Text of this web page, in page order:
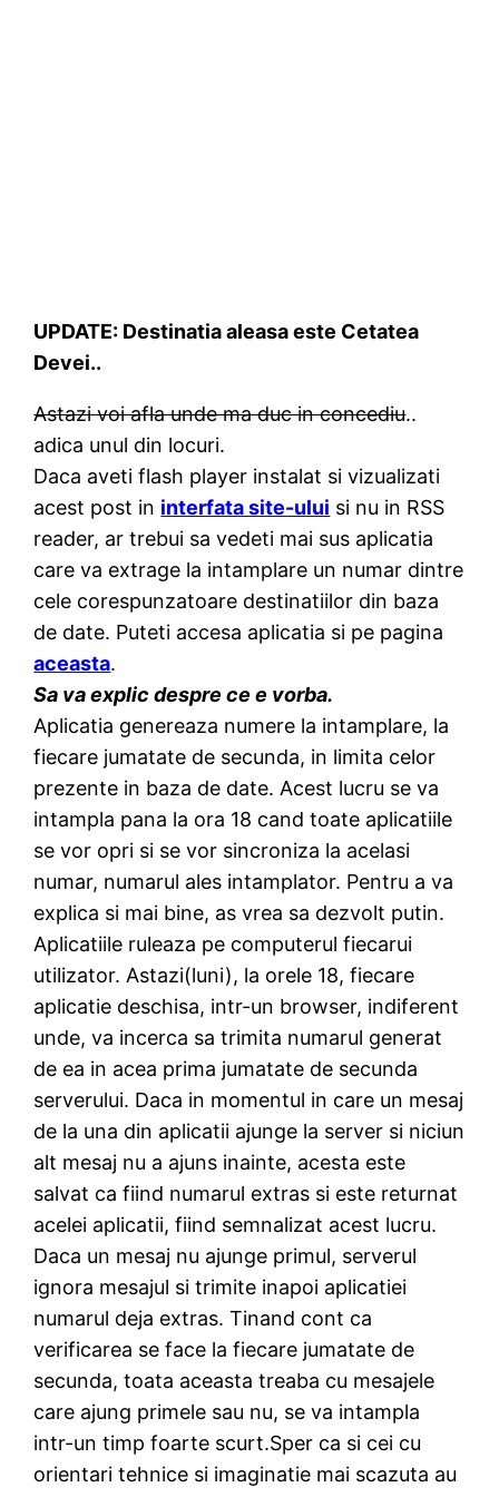
UPDATE: Destinatia aleasa este Cetatea
Devei..
Astazi voi afla unde ma duc in concediu..
adica unul din locuri.
Daca aveti flash player instalat si vizualizati
acest post in interfata site-ului si nu in RSS
reader, ar trebui sa vedeti mai sus aplicatia
care va extrage la intamplare un numar dintre
cele corespunzatoare destinatiilor din baza
de date. Puteti accesa aplicatia si pe pagina
aceasta.
Sa va explic despre ce e vorba.
Aplicatia genereaza numere la intamplare, la
fiecare jumatate de secunda, in limita celor
prezente in baza de date. Acest lucru se va
intampla pana la ora 18 cand toate aplicatiile
se vor opri si se vor sincroniza la acelasi
numar, numarul ales intamplator. Pentru a va
explica si mai bine, as vrea sa dezvolt putin.
Aplicatiile ruleaza pe computerul fiecarui
utilizator. Astazi(luni), la orele 18, fiecare
aplicatie deschisa, intr-un browser, indiferent
unde, va incerca sa trimita numarul generat
de ea in acea prima jumatate de secunda
serverului. Daca in momentul in care un mesaj
de la una din aplicatii ajunge la server si niciun
alt mesaj nu a ajuns inainte, acesta este
salvat ca fiind numarul extras si este returnat
acelei aplicatii, fiind semnalizat acest lucru.
Daca un mesaj nu ajunge primul, serverul
ignora mesajul si trimite inapoi aplicatiei
numarul deja extras. Tinand cont ca
verificarea se face la fiecare jumatate de
secunda, toata aceasta treaba cu mesajele
care ajung primele sau nu, se va intampla
intr-un timp foarte scurt.Sper ca si cei cu
orientari tehnice si imaginatie mai scazuta au